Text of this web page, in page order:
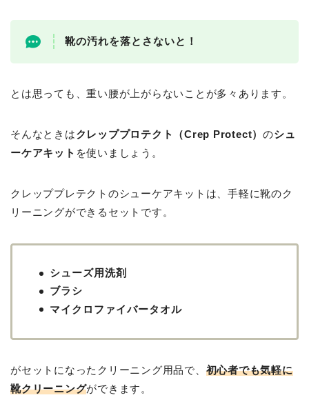
靴の汚れを落とさないと！
とは思っても、重い腰が上がらないことが多々あります。
そんなときはクレッププロテクト（Crep Protect）のシュ
ーケアキット を使いましょう。
クレッププレテクトのシューケアキットは、手軽に靴のク
リーニングができるセットです。
シューズ用洗剤
ブラシ
マイクロファイバータオル
がセットになったクリーニング用品で、 初心者でも気軽に
靴クリーニングができます。